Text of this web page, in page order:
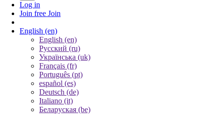
Log in
Join free Join
English (en)
English (en)
Русский (ru)
Українська (uk)
Français (fr)
Português (pt)
español (es)
Deutsch (de)
Italiano (it)
Беларуская (be)